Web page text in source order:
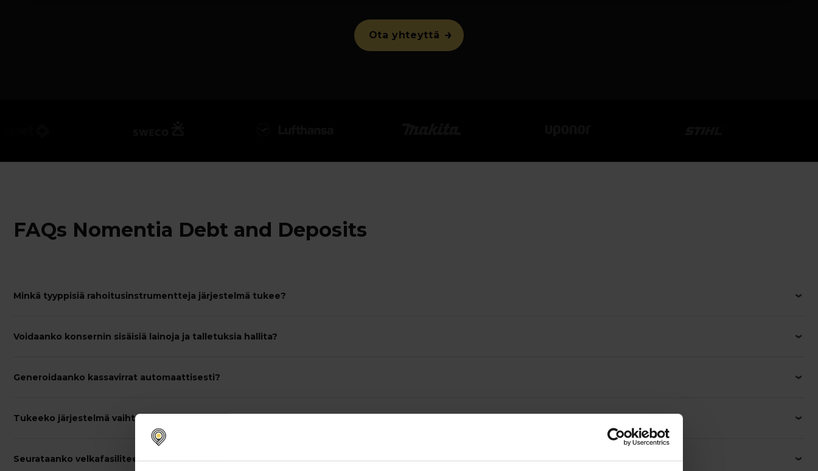
Ota yhteyttä
FAQs Nomentia Debt and Deposits
Minkä tyyppisiä rahoitusinstrumentteja järjestelmä tukee?
Voidaanko konsernin sisäisiä lainoja ja talletuksia hallita?
Generoidaanko kassavirrat automaattisesti?
Tukeeko järjestelmä vaihtuvia ja kiinteitä korkoja?
Seurataanko velkafasiliteetteja ja limiittejä?